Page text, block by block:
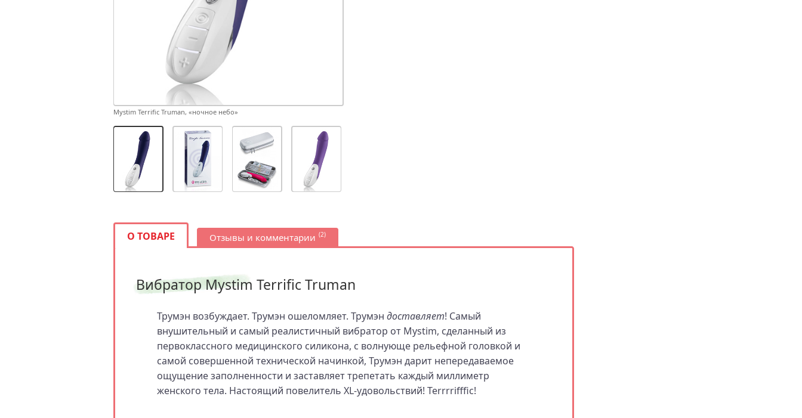
Mystim Terrific Truman, «ночное небо»
О ТОВАРЕ Отзывы и комментарии (2)
Вибратор Mystim Terrific Truman
Трумэн возбуждает. Трумэн ошеломляет. Трумэн доставляет! Самый
внушительный и самый реалистичный вибратор от Mystim, сделанный из
первоклассного медицинского силикона, с волнующе рельефной головкой и
самой совершенной технической начинкой, Трумэн дарит непередаваемое
ощущение заполненности и заставляет трепетать каждый миллиметр
женского тела. Настоящий повелитель XL-удовольствий! Terrrrifffic!